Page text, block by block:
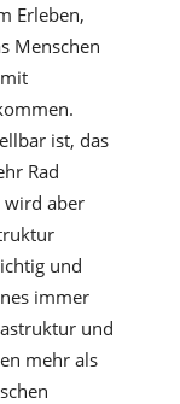
Erleben,
Menschen
ist, das
Rad
wird aber
und
immer
und
mehr als